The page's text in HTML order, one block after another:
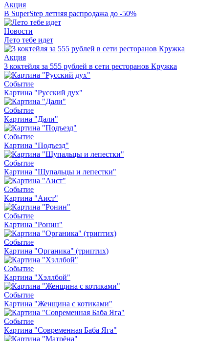
Акция
В SuperStep летняя распродажа до -50%
Новости
Лето тебе идет
Акция
3 коктейля за 555 рублей в сети ресторанов Кружка
Событие
Картина "Русский дух"
Событие
Картина "Дали"
Событие
Картина "Подъезд"
Событие
Картина "Щупальцы и лепестки"
Событие
Картина "Аист"
Событие
Картина "Ронин"
Событие
Картина "Органика" (триптих)
Событие
Картина "Хэллбой"
Событие
Картина "Женщина с котиками"
Событие
Картина "Современная Баба Яга"